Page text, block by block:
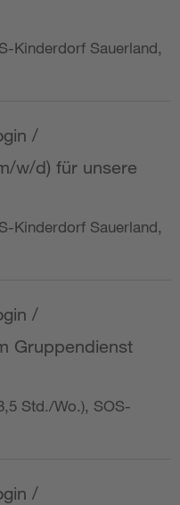
Kinderdorf Sauerland,
/
w/d) für unsere
Kinderdorf Sauerland,
/
Gruppendienst
Std./Wo.), SOS-
/